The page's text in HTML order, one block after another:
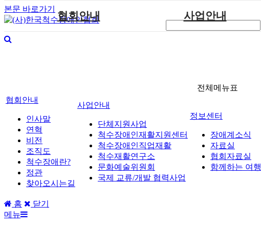
본문 바로가기
협회안내
척수장애란?
찾아오시는길
사업안내
척수재활연구소
국제 교류/개발 협력사업
전체메뉴표
협회안내
인사말
연혁
비전
조직도
척수장애란?
정관
찾아오시는길
사업안내
단체지원사업
척수장애인재활지원센터
척수장애인직업재활
척수재활연구소
문화예술위원회
국제 교류/개발 협력사업
정보센터
장애계소식
자료실
협회자료실
함께하는 여행
홈
닫기
메뉴